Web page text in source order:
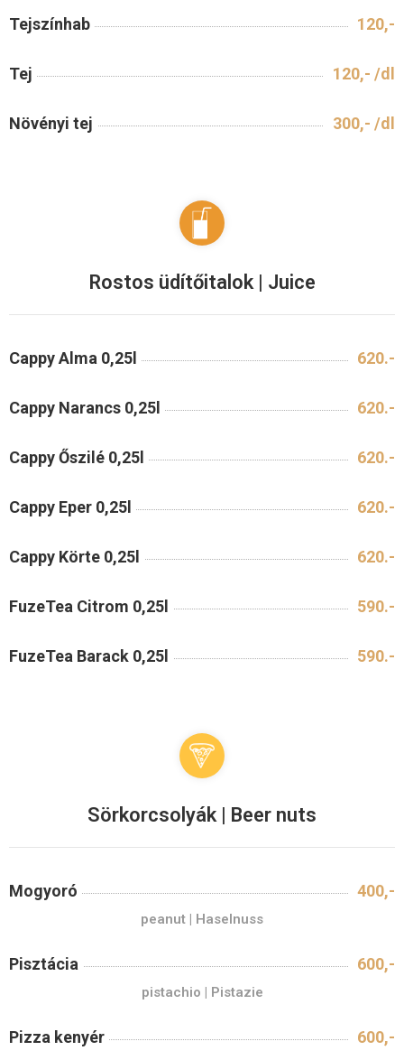
Tejszínhab 120,-
Tej 120,- /dl
Növényi tej 300,- /dl
Rostos üdítőitalok | Juice
Cappy Alma 0,25l 620.-
Cappy Narancs 0,25l 620.-
Cappy Őszilé 0,25l 620.-
Cappy Eper 0,25l 620.-
Cappy Körte 0,25l 620.-
FuzeTea Citrom 0,25l 590.-
FuzeTea Barack 0,25l 590.-
Sörkorcsolyák | Beer nuts
Mogyoró 400,-
peanut | Haselnuss
Pisztácia 600,-
pistachio | Pistazie
Pizza kenyér 600,-